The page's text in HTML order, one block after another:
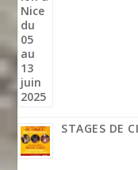
STAGES DE